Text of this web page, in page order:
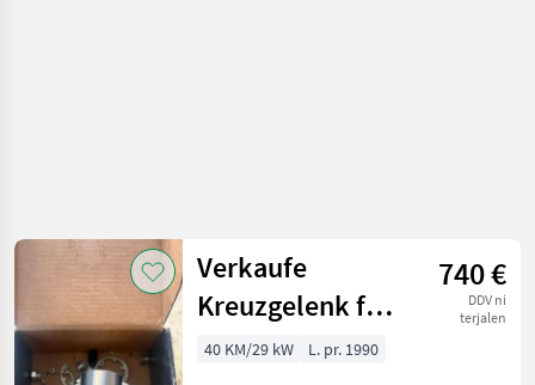
Verkaufe
Kreuzgelenk für
Kramer Lader
740 €
DDV ni
terjalen
40 KM/29 kW L. pr. 1990